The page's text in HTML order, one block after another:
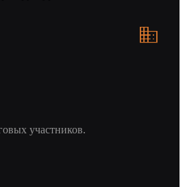
domain
участников.